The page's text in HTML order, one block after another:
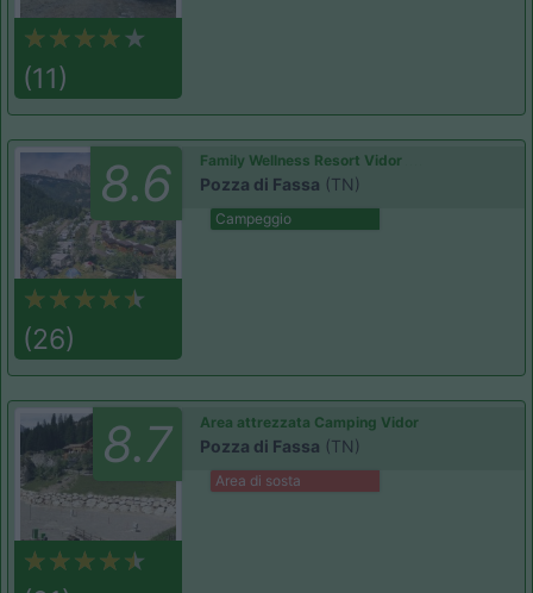
(11)
8.6
(26)
Family Wellness Resort Vidor
Pozza di Fassa (TN)
Campeggio
8.7 Area attrezzata Camping Vidor
Pozza di Fassa (TN)
Area di sosta